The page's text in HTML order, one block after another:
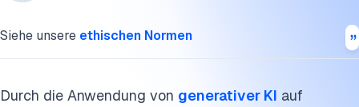
Siehe unsere ethischen Normen
Durch die Anwendung von generativer KI auf
Nachhaltige Produktion und Arbeitsplatz